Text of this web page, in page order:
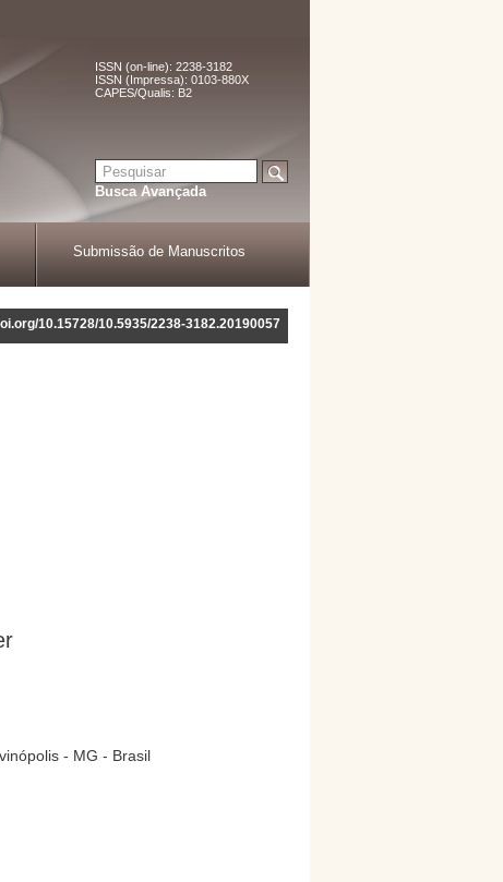
ISSN (on-line): 2238-3182
ISSN (Impressa): 0103-880X
CAPES/Qualis: B2
Busca Avançada
Submissão de Manuscritos
10.15728/10.5935/2238-3182.20190057
- MG - Brasil